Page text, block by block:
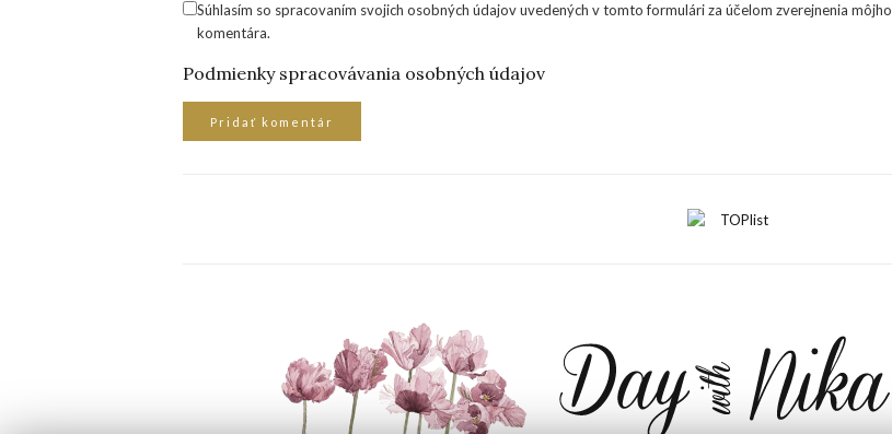
Súhlasím so spracovaním svojich osobných údajov uvedených v tomto formulári za účelom zverejnenia môjho
komentára.
Podmienky spracovávania osobných údajov